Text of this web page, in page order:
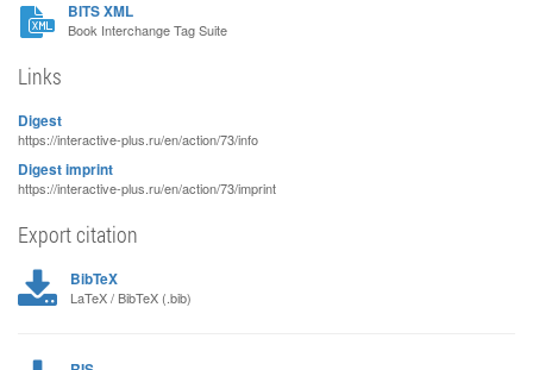
BITS XML
Book Interchange Tag Suite
Links
Digest
https://interactive-plus.ru/en/action/73/info
Digest imprint
https://interactive-plus.ru/en/action/73/imprint
Export citation
BibTeX
LaTeX / BibTeX (.bib)